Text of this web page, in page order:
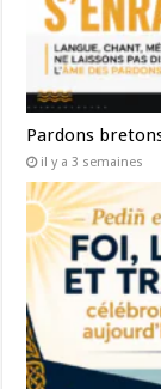
Pardons
il y a 3 semaines